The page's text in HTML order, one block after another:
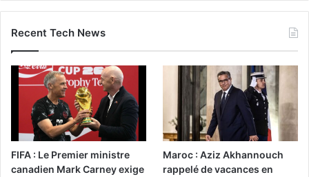
Recent Tech News
FIFA : Le Premier ministre
canadien Mark Carney exige
Maroc : Aziz Akhannouch
rappelé de vacances en